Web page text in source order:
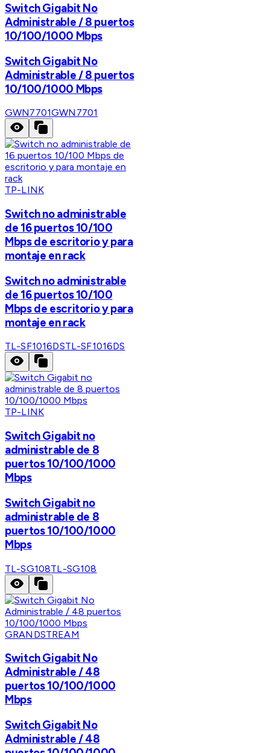
Switch Gigabit No
Administrable / 8 puertos
10/100/1000 Mbps
Switch Gigabit No
Administrable / 8 puertos
10/100/1000 Mbps
GWN7701GWN7701
TP-LINK
Switch no administrable
de 16 puertos 10/100
Mbps de escritorio y para
montaje en rack
Switch no administrable
de 16 puertos 10/100
Mbps de escritorio y para
montaje en rack
TL-SF1016DSTL-SF1016DS
TP-LINK
Switch Gigabit no
administrable de 8
puertos 10/100/1000
Mbps
Switch Gigabit no
administrable de 8
puertos 10/100/1000
Mbps
TL-SG108TL-SG108
GRANDSTREAM
Switch Gigabit No
Administrable / 48
puertos 10/100/1000
Mbps
Switch Gigabit No
Administrable / 48